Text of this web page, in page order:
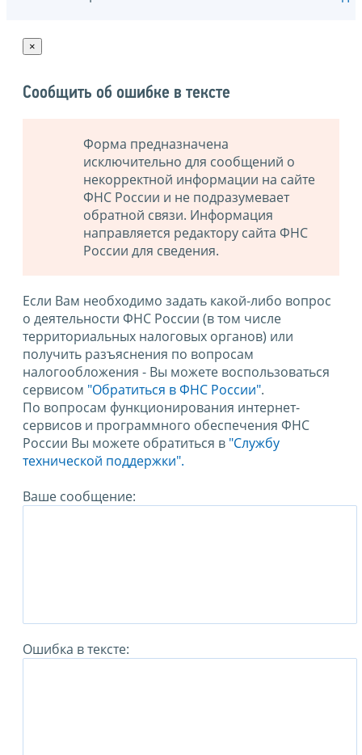
×
Сообщить об ошибке в тексте
Форма предназначена
исключительно для сообщений о
некорректной информации на сайте
ФНС России и не подразумевает
обратной связи. Информация
направляется редактору сайта ФНС
России для сведения.
Если Вам необходимо задать какой-либо вопрос
о деятельности ФНС России (в том числе
территориальных налоговых органов) или
получить разъяснения по вопросам
налогообложения - Вы можете воспользоваться
сервисом "Обратиться в ФНС России".
По вопросам функционирования интернет-
сервисов и программного обеспечения ФНС
России Вы можете обратиться в "Службу
технической поддержки".
Ваше сообщение:
Ошибка в тексте: